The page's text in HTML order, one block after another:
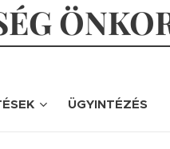
ÜGYINTÉZÉS